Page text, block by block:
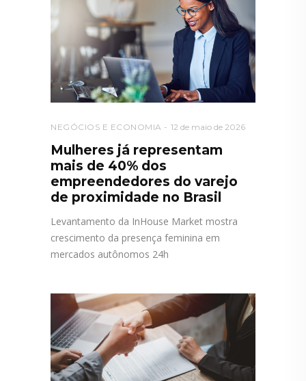
NEGÓCIOS E ECONOMIA 12 de maio de 2026
Mulheres já representam
mais de 40% dos
empreendedores do varejo
de proximidade no Brasil
Levantamento da InHouse Market mostra
crescimento da presença feminina em
mercados autônomos 24h